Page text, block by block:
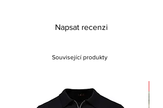
Napsat recenzi
Související produkty